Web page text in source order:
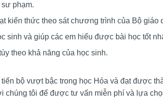
phạm.
kiến thức theo sát chương trình của Bộ giáo
sinh và giúp các em hiểu được bài học tốt
theo khả năng của học sinh.
bộ vượt bậc trong học Hóa và đạt được
chúng tôi để được tư vấn miễn phí và lựa